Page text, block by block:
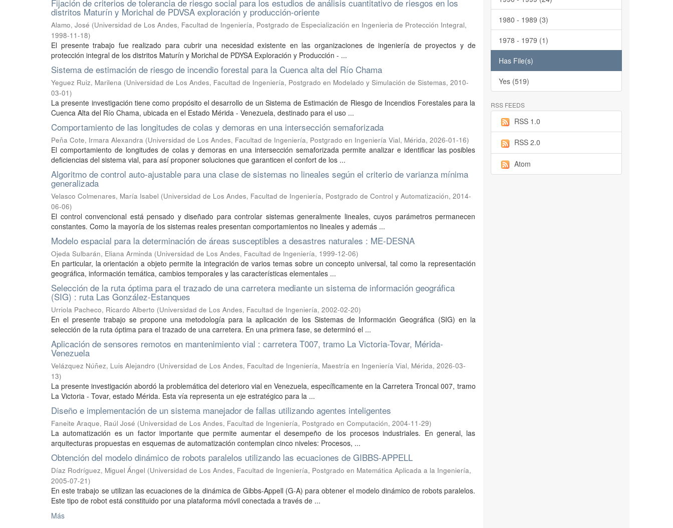
Fijación de criterios de tolerancia de riesgo social para los estudios de análisis cuantitativo de riesgos en los
distritos Maturín y Morichal de PDVSA exploración y producción-oriente
Alamo, José (Universidad de Los Andes, Facultad de Ingeniería, Postgrado de Especialización en Ingenieria de Protección Integral,
1998-11-18)
El presente trabajo fue realizado para cubrir una necesidad existente en las organizaciones de ingeniería de proyectos y de
protección integral de los distritos Maturín y Morichal de PDYSA Exploración y Producción - ...
Sistema de estimación de riesgo de incendio forestal para la Cuenca alta del Río Chama
Yeguez Ruiz, Marilena (Universidad de Los Andes, Facultad de Ingeniería, Postgrado en Modelado y Simulación de Sistemas, 2010-
03-01)
La presente investigación tiene como propósito el desarrollo de un Sistema de Estimación de Riesgo de Incendios Forestales para la
Cuenca Alta del Río Chama, ubicada en el Estado Mérida - Venezuela, destinado para el uso ...
Comportamiento de las longitudes de colas y demoras en una intersección semaforizada
Peña Cote, Irmara Alexandra (Universidad de Los Andes, Facultad de Ingeniería, Postgrado en Ingeniería Vial, Mérida, 2026-01-16)
El comportamiento de longitudes de colas y demoras en una intersección semaforizada permite analizar e identificar las posibles
deficiencias del sistema vial, para así proponer soluciones que garanticen el confort de los ...
Algoritmo de control auto-ajustable para una clase de sistemas no lineales según el criterio de varianza mínima
generalizada
Velasco Colmenares, María Isabel (Universidad de Los Andes, Facultad de Ingeniería, Postgrado de Control y Automatización, 2014-
06-06)
El control convencional está pensado y diseñado para controlar sistemas generalmente lineales, cuyos parámetros permanecen
constantes. Como la mayoría de los sistemas reales presentan comportamientos no lineales y además ...
Modelo espacial para la determinación de áreas susceptibles a desastres naturales : ME-DESNA
Ojeda Sulbarán, Eliana Arminda (Universidad de Los Andes, Facultad de Ingeniería, 1999-12-06)
En particular, la orientación a objeto permite la integración de varios temas sobre un concepto universal, tal como la representación
geográfica, información temática, cambios temporales y las características elementales ...
Selección de la ruta óptima para el trazado de una carretera mediante un sistema de información geográfica
(SIG) : ruta Las González-Estanques
Urriola Pacheco, Ricardo Alberto (Universidad de Los Andes, Facultad de Ingeniería, 2002-02-20)
En el presente trabajo se propone una metodología para la aplicación de los Sistemas de Información Geográfica (SIG) en la
selección de la ruta óptima para el trazado de una carretera. En una primera fase, se determinó el ...
Aplicación de sensores remotos en mantenimiento vial : carretera T007, tramo La Victoria-Tovar, Mérida-
Venezuela
Velázquez Núñez, Luis Alejandro (Universidad de Los Andes, Facultad de Ingeniería, Maestría en Ingeniería Vial, Mérida, 2026-03-
13)
La presente investigación abordó la problemática del deterioro vial en Venezuela, específicamente en la Carretera Troncal 007, tramo
La Victoria - Tovar, estado Mérida. Esta vía representa un eje estratégico para la ...
Diseño e implementación de un sistema manejador de fallas utilizando agentes inteligentes
Faneite Araque, Raúl José (Universidad de Los Andes, Facultad de Ingeniería, Postgrado en Computación, 2004-11-29)
La automatización es un factor importante que permite aumentar el desempeño de los procesos industriales. En general, las
arquitecturas propuestas en esquemas de automatización contemplan cinco niveles: Procesos, ...
Obtención del modelo dinámico de robots paralelos utilizando las ecuaciones de GIBBS-APPELL
Díaz Rodríguez, Miguel Ángel (Universidad de Los Andes, Facultad de Ingeniería, Postgrado en Matemática Aplicada a la Ingeniería,
2005-07-21)
En este trabajo se utilizan las ecuaciones de la dinámica de Gibbs-Appell (G-A) para obtener el modelo dinámico de robots paralelos.
Este tipo de robot está constituido por una plataforma móvil conectada a través de ...
Más
1980 - 1989 (3)
1978 - 1979 (1)
Has File(s)
Yes (519)
RSS FEEDS
RSS 1.0
RSS 2.0
Atom